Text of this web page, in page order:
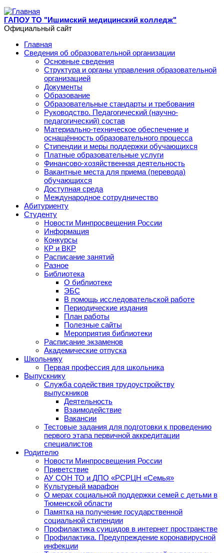
Перейти к основному содержанию
ГАПОУ ТО "Ишимский медицинский колледж"
Официальный сайт
Главная
Сведения об образовательной организации
Основные сведения
Структура и органы управления образовательной
организацией
Документы
Образование
Образовательные стандарты и требования
Руководство. Педагогический (научно-
педагогический) состав
Материально-техническое обеспечение и
оснащённость образовательного процесса
Стипендии и меры поддержки обучающихся
Платные образовательные услуги
Финансово-хозяйственная деятельность
Вакантные места для приема (перевода)
обучающихся
Доступная среда
Международное сотрудничество
Абитуриенту
Студенту
Новости Минпросвещения России
Информация
Конкурсы
КР и ВКР
Расписание занятий
Разное
Библиотека
О библиотеке
ЭБС
В помощь исследовательской работе
Периодические издания
План работы
Полезные сайты
Мероприятия библиотеки
Расписание экзаменов
Академические отпуска
Школьнику
Первая профессия для школьника
Выпускнику
Служба содействия трудоустройству
выпускников
Деятельность
Взаимодействие
Вакансии
Тестовые задания для подготовки к проведению
первого этапа первичной аккредитации
специалистов
Родителю
Новости Минпросвещения России
Приветствие
АУ СОН ТО и ДПО «РСРЦН «Семья»
Культурный марафон
О мерах социальной поддержки семей с детьми в
Тюменской области
Памятка на получение государственной
социальной стипендии
Профилактика суицидов в интернет пространстве
Профилактика. Предупреждение коронавирусной
инфекции